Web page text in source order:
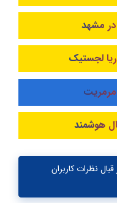
در مشهد
لجستیک
هوشمند
نظرات کاربران